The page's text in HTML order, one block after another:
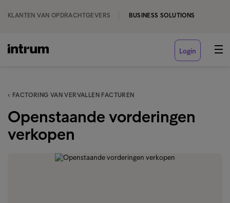
KLANTEN VAN OPDRACHTGEVERS BUSINESS SOLUTIONS
Login
‹ FACTORING VAN VERVALLEN FACTUREN
Openstaande vorderingen
verkopen